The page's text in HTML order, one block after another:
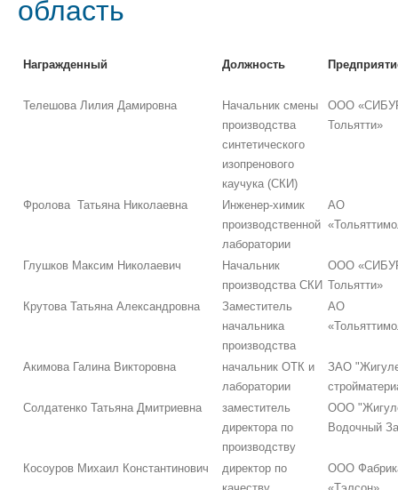
область
Награжденный Должность
Телешова Лилия Дамировна
Начальник смены
производства
синтетического
изопренового
каучука (СКИ)
ООО
Тольятти»
Фролова Татьяна Николаевна
Инженер-химик
производственной
лаборатории
АО
Глушков Максим Николаевич
Начальник
производства СКИ
ООО
Тольятти»
Крутова Татьяна Александровна
Заместитель
начальника
производства
АО
Акимова Галина Викторовна
начальник ОТК и
лаборатории
ЗАО
Солдатенко Татьяна Дмитриевна
заместитель
директора по
производству
ООО
Водочный
Косоуров Михаил Константинович
директор по
ООО